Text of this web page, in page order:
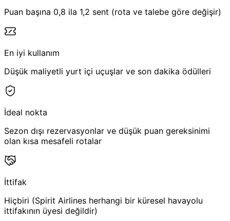
Puan başına 0,8 ila 1,2 sent (rota ve talebe göre değişir)
En iyi kullanım
Düşük maliyetli yurt içi uçuşlar ve son dakika ödülleri
İdeal nokta
Sezon dışı rezervasyonlar ve düşük puan gereksinimi
olan kısa mesafeli rotalar
İttifak
Hiçbiri (Spirit Airlines herhangi bir küresel havayolu
ittifakının üyesi değildir)